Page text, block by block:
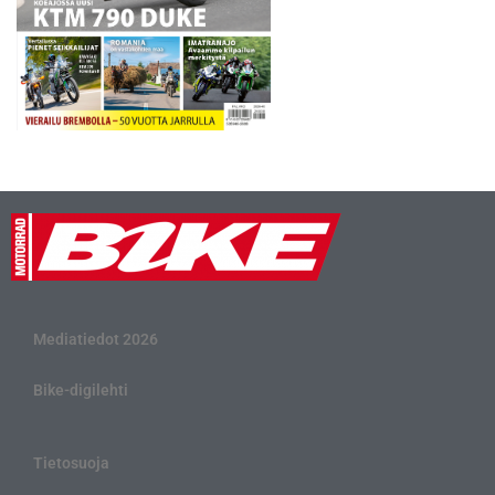
Mediatiedot 2026
Bike-digilehti
Tietosuoja